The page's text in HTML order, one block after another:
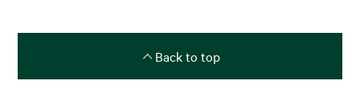
Back to top